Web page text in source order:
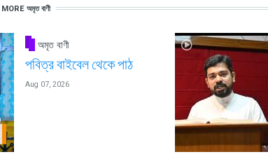
MORE অমৃত বাণী
অমৃত বাণী
পবিত্র বাইবেল থেকে পাঠ
Aug 07, 2026